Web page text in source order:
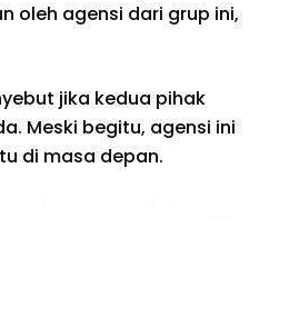
oleh agensi dari grup ini,
jika kedua pihak
Meski begitu, agensi ini
di masa depan.